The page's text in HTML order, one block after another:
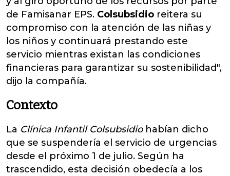
de Famisanar EPS. Colsubsidio reitera su
compromiso con la atención de las niñas y
los niños y continuará prestando este
servicio mientras existan las condiciones
financieras para garantizar su sostenibilidad",
dijo la compañía.
Contexto
La Clínica Infantil Colsubsidiohabían dicho
que se suspendería el servicio de urgencias
desde el próximo 1 de julio. Según ha
trascendido, esta decisión obedecía a los